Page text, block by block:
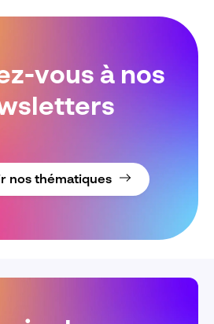
vous à nos
nos thématiques